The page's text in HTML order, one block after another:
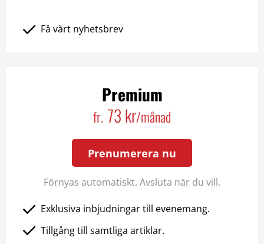
Få vårt nyhetsbrev
Premium
fr. 73 kr/månad
Prenumerera nu
Förnyas automatiskt. Avsluta när du vill.
Exklusiva inbjudningar till evenemang.
Tillgång till samtliga artiklar.